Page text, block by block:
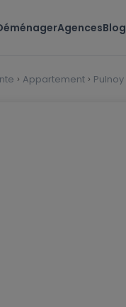
AgencesBlog
Appartement Pulnoy